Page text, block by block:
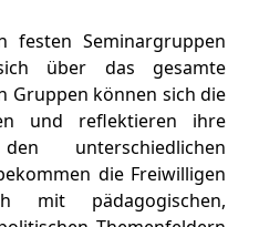
festen Seminargruppen
über das gesamte
Gruppen können sich die
und reflektieren ihre
unterschiedlichen
die Freiwilligen
mit pädagogischen,